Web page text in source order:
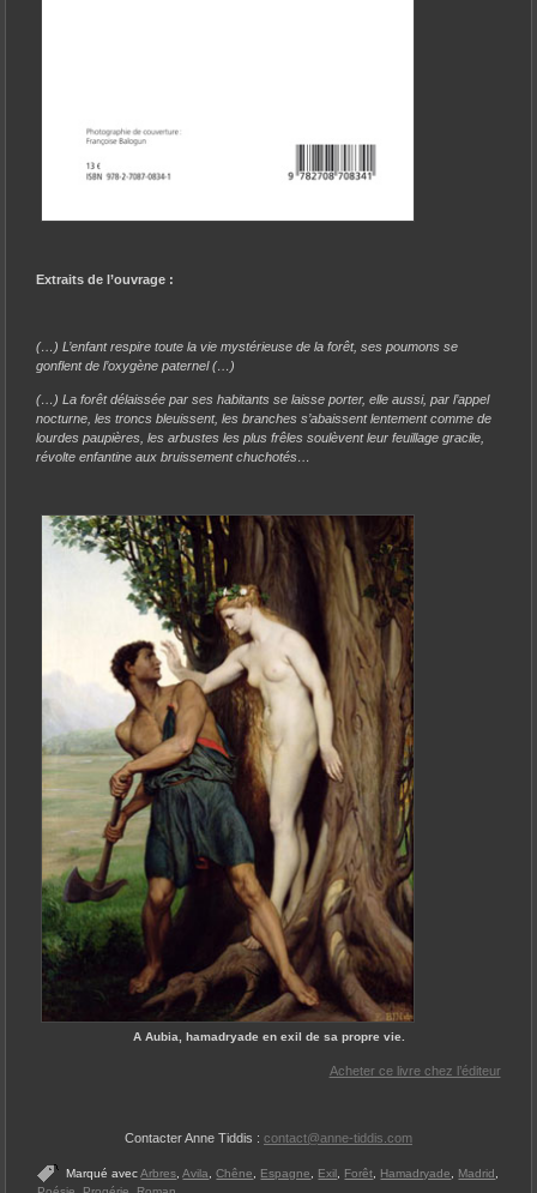
Extraits de l’ouvrage :
(…) L’enfant respire toute la vie mystérieuse de la forêt, ses poumons se
gonflent de l’oxygène paternel (…)
(…) La forêt délaissée par ses habitants se laisse porter, elle aussi, par l’appel
nocturne, les troncs bleuissent, les branches s’abaissent lentement comme de
lourdes paupières, les arbustes les plus frêles soulèvent leur feuillage gracile,
révolte enfantine aux bruissement chuchotés…
A Aubia, hamadryade en exil de sa propre vie.
Acheter ce livre chez l’éditeur
Contacter Anne Tiddis : contact@anne-tiddis.com
Marqué avec Arbres ,Avila ,Chêne Espagne Exil Forêt Hamadryade Madrid